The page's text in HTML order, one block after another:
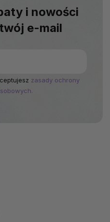
i nowości
e-mail
zasady ochrony